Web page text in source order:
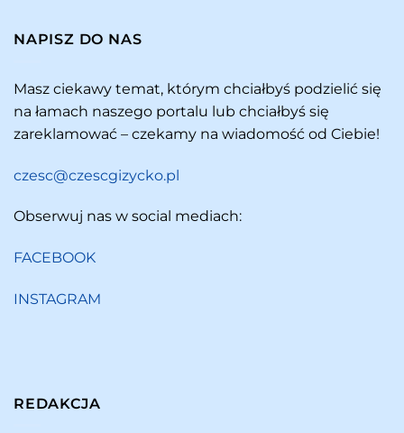
NAPISZ DO NAS
Masz ciekawy temat, którym chciałbyś podzielić się
na łamach naszego portalu lub chciałbyś się
zareklamować – czekamy na wiadomość od Ciebie!
czesc@czescgizycko.pl
Obserwuj nas w social mediach:
FACEBOOK
INSTAGRAM
REDAKCJA